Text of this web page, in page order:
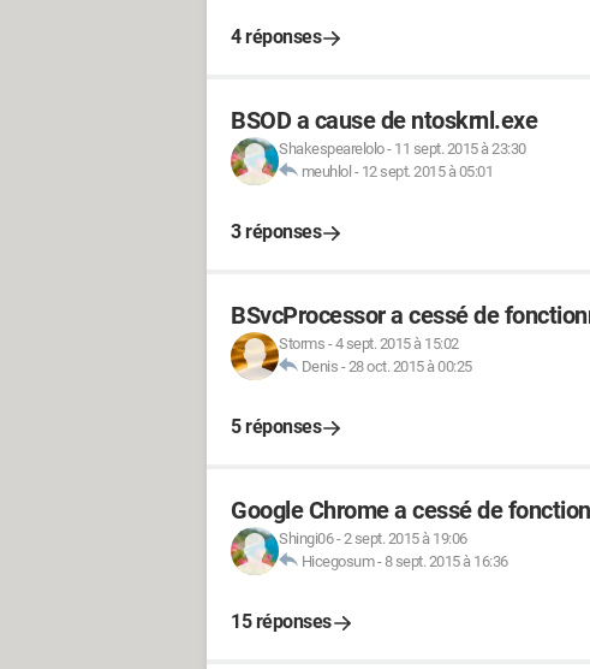
4 réponses
BSOD a cause de ntoskrnl.exe
Shakespearelolo- 11 sept. 2015 à 23:30
meuhlol - 12 sept. 2015 à 05:01
3 réponses
BSvcProcessor a cessé de
Storms -4 sept. 2015 à 15:02
Denis -28 oct. 2015 à 00:25
5 réponses
Google Chrome a cessé de
Shingi06-2 sept. 2015 à 19:06
Hicegosum-8 sept. 2015 à 16:36
15 réponses